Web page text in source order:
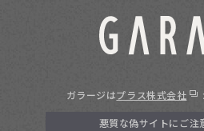
ガラージはプラス株式会社
悪質な偽サイトにご注